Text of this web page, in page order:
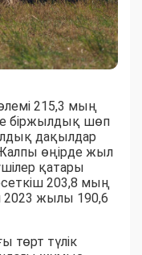
215,3 мың
біржылдық шөп
дақылдар
өңірде жыл
қатары
203,8 мың
2023 жылы 190,6
төрт түлік